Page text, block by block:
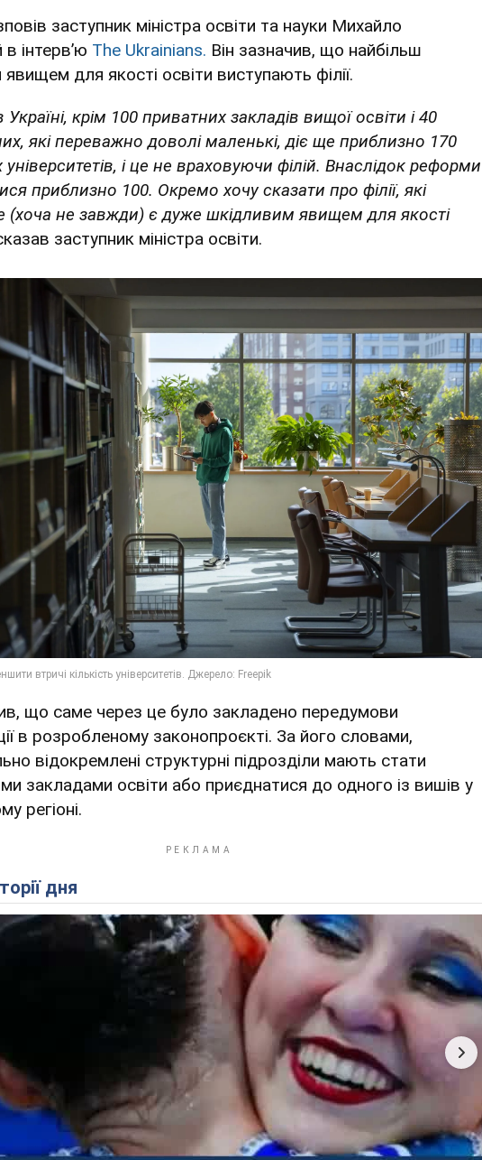
заступник міністра освіти та науки Михайло
в інтервʼю The Ukrainians. Він зазначив, що найбільш
для якості освіти виступають філії.
Україні, крім 100 приватних закладів вищої освіти і 40
які переважно доволі маленькі, діє ще приблизно 170
і це не враховуючи філій. Внаслідок реформи
приблизно 100. Окремо хочу сказати про філії, які
(хоча не завжди) є дуже шкідливим явищем для якості
заступник міністра освіти.
що саме через це було закладено передумови
в розробленому законопроєкті. За його словами,
відокремлені структурні підрозділи мають стати
закладами освіти або приєднатися до одного із вишів у
регіоні.
дня